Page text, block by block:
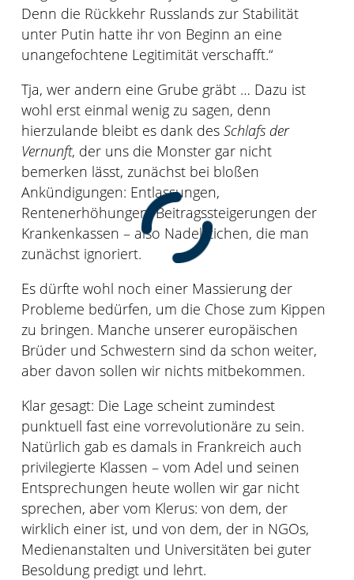
Denn die Rückkehr Russlands zur Stabilität
unter Putin hatte ihr von Beginn an eine
unangefochtene Legitimität verschafft.“
Tja, wer andern eine Grube gräbt … Dazu ist
wohl erst einmal wenig zu sagen, denn
hierzulande bleibt es dank des Schlafs der
Vernunft, der uns die Monster gar nicht
bemerken lässt, zunächst bei bloßen
Ankündigungen: Entlassungen,
Rentenerhöhungen, Beitragssteigerungen der
Krankenkassen – also Nadelstichen, die man
zunächst ignoriert.
Es dürfte wohl noch einer Massierung der
Probleme bedürfen, um die Chose zum Kippen
zu bringen. Manche unserer europäischen
Brüder und Schwestern sind da schon weiter,
aber davon sollen wir nichts mitbekommen.
Klar gesagt: Die Lage scheint zumindest
punktuell fast eine vorrevolutionäre zu sein.
Natürlich gab es damals in Frankreich auch
privilegierte Klassen – vom Adel und seinen
Entsprechungen heute wollen wir gar nicht
sprechen, aber vom Klerus: von dem, der
wirklich einer ist, und von dem, der in NGOs,
Medienanstalten und Universitäten bei guter
Besoldung predigt und lehrt.